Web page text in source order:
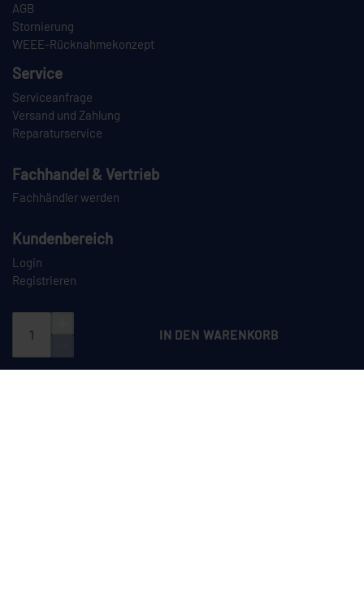
IN DEN WARENKORB
AGB
Stornierung
WEEE-Rücknahmekonzept
Service
Serviceanfrage
Versand und Zahlung
Reparaturservice
Fachhandel & Vertrieb
Fachhändler werden
Kundenbereich
Login
Registrieren